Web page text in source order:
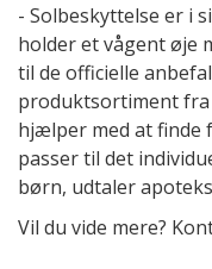
- Solbeskyttelse er i
holder et vågent øje
til de officielle
produktsortiment fra
hjælper med at finde
passer til det
børn, udtaler
Vil du vide mere?